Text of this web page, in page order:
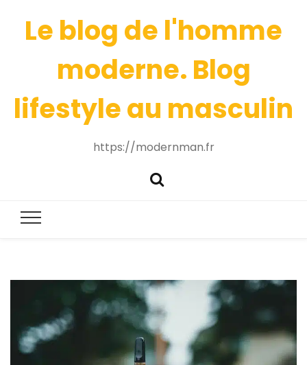
Le blog de l'homme
moderne. Blog
lifestyle au masculin
https://modernman.fr